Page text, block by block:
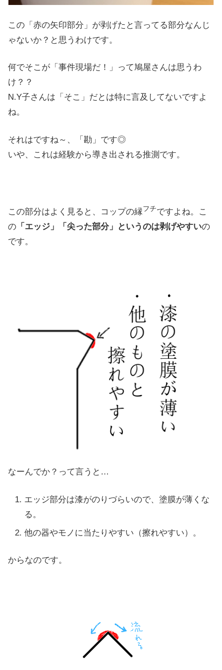
この「赤の矢印部分」が剥げたと言ってる部分なんじ
ゃないか？と思うわけです。
何でそこが「事件現場だ！」って鳩屋さんは思うわ
け？？
N.Y子さんは「そこ」だとは特に言及してないですよ
ね。
それはですね～、「勘」です◎
いや、これは経験から導き出される推測です。
この部分はよく見ると、コップの縁フチですよね。こ
の 「エッジ」「尖った部分」というのは剥げやすいの
です。
なーんでか？って言うと…
エッジ部分は漆がのりづらいので、塗膜が薄くな
る。
他の器やモノに当たりやすい（擦れやすい）。
からなのです。